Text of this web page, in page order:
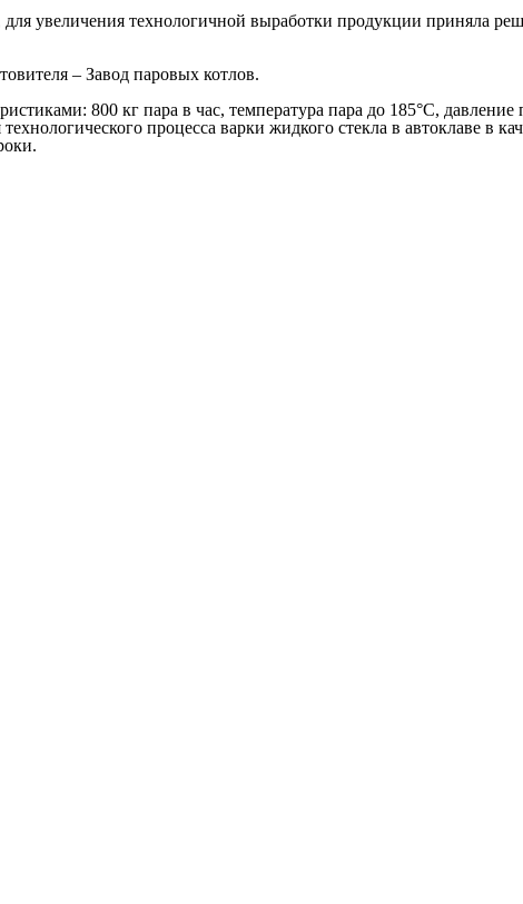
увеличения технологичной выработки продукции приняла
– Завод паровых котлов.
800 кг пара в час, температура пара до 185°С,
процесса варки жидкого стекла в автоклаве в